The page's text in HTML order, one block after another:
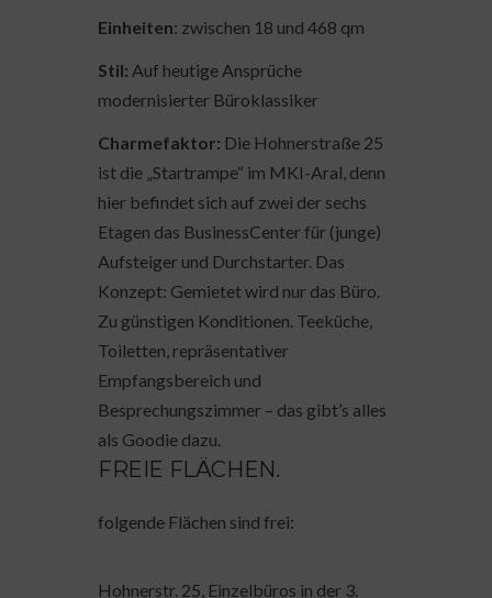
Einheiten: zwischen 18 und 468 qm
Stil: Auf heutige Ansprüche
modernisierter Büroklassiker
Charmefaktor: Die Hohnerstraße 25
ist die „Startrampe“ im MKI-Aral, denn
hier befindet sich auf zwei der sechs
Etagen das BusinessCenter für (junge)
Aufsteiger und Durchstarter. Das
Konzept: Gemietet wird nur das Büro.
Zu günstigen Konditionen. Teeküche,
Toiletten, repräsentativer
Empfangsbereich und
Besprechungszimmer – das gibt’s alles
als Goodie dazu.
FREIE FLÄCHEN.
folgende Flächen sind frei:
Hohnerstr. 25, Einzelbüros in der 3.